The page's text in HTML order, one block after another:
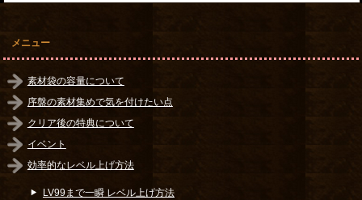
メニュー
素材袋の容量について
序盤の素材集めで気を付けたい点
クリア後の特典について
イベント
効率的なレベル上げ方法
LV99まで一瞬 レベル上げ方法